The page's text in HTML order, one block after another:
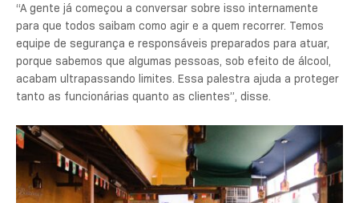
“A gente já começou a conversar sobre isso internamente
para que todos saibam como agir e a quem recorrer. Temos
equipe de segurança e responsáveis preparados para atuar,
porque sabemos que algumas pessoas, sob efeito de álcool,
acabam ultrapassando limites. Essa palestra ajuda a proteger
tanto as funcionárias quanto as clientes”, disse.